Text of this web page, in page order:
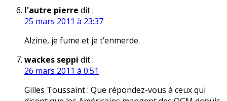
l'autre pierre dit :
25 mars 2011 à 23:37
Alzine, je fume et je t’enmerde.
wackes seppi dit :
26 mars 2011 à 0:51
Gilles Toussaint : Que répondez-vous à ceux qui